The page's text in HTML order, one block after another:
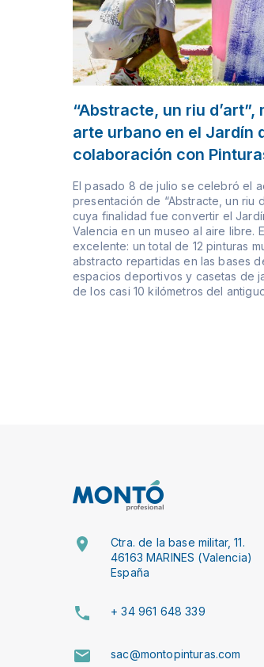
“Abstracte, un riu d’art”,
arte urbano en el Jardín
colaboración con
El pasado 8 de julio se celebró el
presentación de “Abstracte, un riu
cuya finalidad fue convertir el
Valencia en un museo al aire libre.
excelente: un total de 12 pinturas
abstracto repartidas en las bases
espacios deportivos y casetas de
de los casi 10 kilómetros del
Ctra. de la base militar, 11.
46163 MARINES (Valencia)
España
+ 34 961 648 339
sac@montopinturas.com